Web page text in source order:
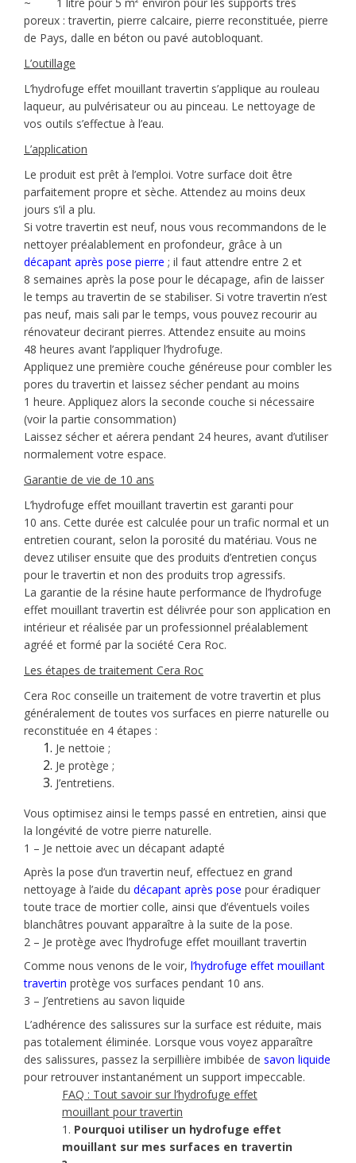
~ 1 litre pour 5 m² environ pour les supports très
poreux : travertin, pierre calcaire, pierre reconstituée, pierre
de Pays, dalle en béton ou pavé autobloquant.
L’outillage
L’hydrofuge effet mouillant travertin s’applique au rouleau
laqueur, au pulvérisateur ou au pinceau. Le nettoyage de
vos outils s’effectue à l’eau.
L’application
Le produit est prêt à l’emploi. Votre surface doit être
parfaitement propre et sèche. Attendez au moins deux
jours s’il a plu.
Si votre travertin est neuf, nous vous recommandons de le
nettoyer préalablement en profondeur, grâce à un
décapant après pose pierre ; il faut attendre entre 2 et
8 semaines après la pose pour le décapage, afin de laisser
le temps au travertin de se stabiliser. Si votre travertin n’est
pas neuf, mais sali par le temps, vous pouvez recourir au
rénovateur decirant pierres. Attendez ensuite au moins
48 heures avant l’appliquer l’hydrofuge.
Appliquez une première couche généreuse pour combler les
pores du travertin et laissez sécher pendant au moins
1 heure. Appliquez alors la seconde couche si nécessaire
(voir la partie consommation)
Laissez sécher et aérera pendant 24 heures, avant d’utiliser
normalement votre espace.
Garantie de vie de 10 ans
L’hydrofuge effet mouillant travertin est garanti pour
10 ans. Cette durée est calculée pour un trafic normal et un
entretien courant, selon la porosité du matériau. Vous ne
devez utiliser ensuite que des produits d’entretien conçus
pour le travertin et non des produits trop agressifs.
La garantie de la résine haute performance de l’hydrofuge
effet mouillant travertin est délivrée pour son application en
intérieur et réalisée par un professionnel préalablement
agréé et formé par la société Cera Roc.
Les étapes de traitement Cera Roc
Cera Roc conseille un traitement de votre travertin et plus
généralement de toutes vos surfaces en pierre naturelle ou
reconstituée en 4 étapes :
Je nettoie ;
Je protège ;
J’entretiens.
Vous optimisez ainsi le temps passé en entretien, ainsi que
la longévité de votre pierre naturelle.
1 – Je nettoie avec un décapant adapté
Après la pose d’un travertin neuf, effectuez en grand
nettoyage à l’aide du décapant après pose pour éradiquer
toute trace de mortier colle, ainsi que d’éventuels voiles
blanchâtres pouvant apparaître à la suite de la pose.
2 – Je protège avec l’hydrofuge effet mouillant travertin
Comme nous venons de le voir, l’hydrofuge effet mouillant
travertin protège vos surfaces pendant 10 ans.
3 – J’entretiens au savon liquide
L’adhérence des salissures sur la surface est réduite, mais
pas totalement éliminée. Lorsque vous voyez apparaître
des salissures, passez la serpillière imbibée de savon liquide
pour retrouver instantanément un support impeccable.
FAQ : Tout savoir sur l’hydrofuge effet
mouillant pour travertin
1. Pourquoi utiliser un hydrofuge effet
mouillant sur mes surfaces en travertin